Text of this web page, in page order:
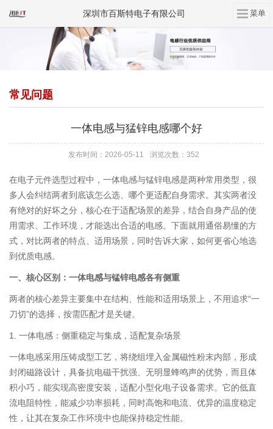
常见问题
一体电感与猛锌电感哪个好
发布时间：2026-05-11 浏览次数：352
在电子元件选型过程中，一体电感与锰锌电感是两种常用类型，很
多人会纠结两者到底该怎么选、哪个更适配自身需求。其实两者没
有绝对的好坏之分，核心在于适配场景的差异，结合自身产品的使
用需求、工作环境，才能选出合适的电感。下面就用通俗易懂的方
式，对比两者的特点、适用场景，同时告诉大家，如何更省心地选
到优质电感。
一、核心区别：一体电感与锰锌电感各有侧重
两者的核心差异主要集中在结构、性能和适用场景上，不用追求“一
刀切”的选择，按需匹配才是关键。
1. 一体电感：侧重稳定与集成，适配复杂场景
一体电感采用压铸成型工艺，将绕组埋入金属磁性粉末内部，形成
封闭磁路设计，具备抗电磁干扰强、无明显蜂鸣声的优势，而且体
积小巧，能实现高密度安装，适配小型化电子设备需求。它的低直
流电阻特性，能减少功率损耗，同时高饱和电流、优异的温度稳定
性，让其在复杂工作环境中也能保持稳定性能。
深圳市百斯特电子有限公司